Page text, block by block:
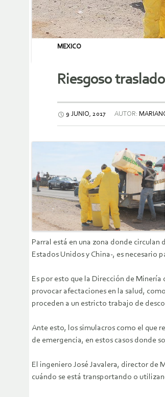
MEXICO
Riesgoso
9 JUNIO, 2017 AUTOR:
Parral está en una zona donde
Estados Unidos y China-, es necesario
Es por esto que la Dirección de
provocar afectaciones en la salud,
proceden a un estricto trabajo de
Ante esto, los simulacros como el que
de emergencia, en estos casos donde
El ingeniero José Javalera, director de
cuándo se está transportando o